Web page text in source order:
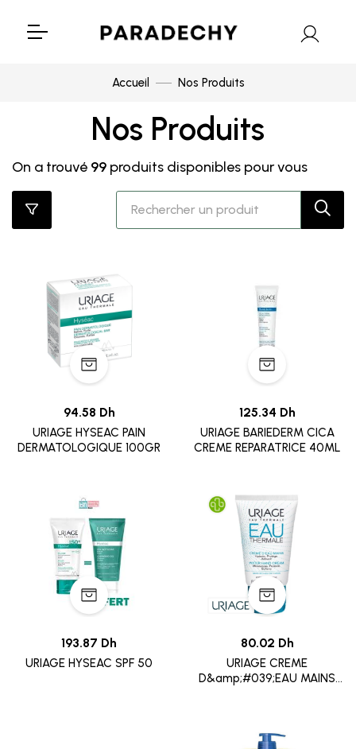
Accueil Nos Produits
Nos Produits
On a trouvé 99 produits disponibles pour vous
94.58 Dh
URIAGE HYSEAC PAIN
DERMATOLOGIQUE 100GR
125.34 Dh
URIAGE BARIEDERM CICA
CREME REPARATRICE 40ML
193.87 Dh
URIAGE HYSEAC SPF 50
80.02 Dh
URIAGE CREME
D&amp;#039;EAU MAINS